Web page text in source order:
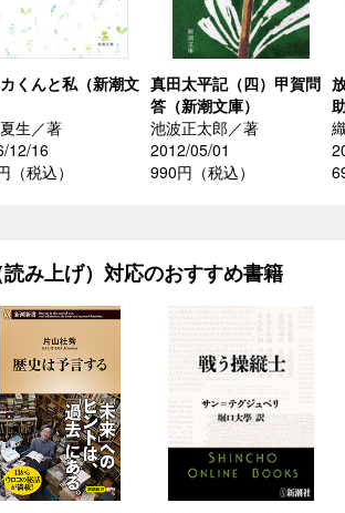
くんと私（新潮文
生／著
12/16
（税込）
真田太平記（四）甲賀問
答（新潮文庫）
池波正太郎／著
2012/05/01
990円（税込）
み上げ）対応のおすすめ書籍